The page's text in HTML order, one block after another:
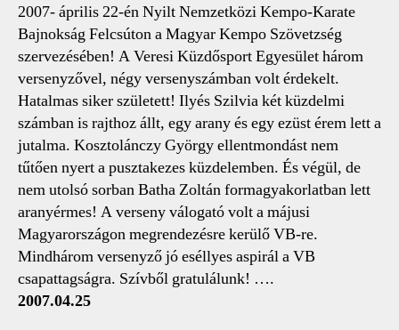
2007- április 22-én Nyilt Nemzetközi Kempo-Karate
Bajnokság Felcsúton a Magyar Kempo Szövetzség
szervezésében! A Veresi Küzdősport Egyesület három
versenyzővel, négy versenyszámban volt érdekelt.
Hatalmas siker született! Ilyés Szilvia két küzdelmi
számban is rajthoz állt, egy arany és egy ezüst érem lett a
jutalma. Kosztolánczy György ellentmondást nem
tűtően nyert a pusztakezes küzdelemben. És végül, de
nem utolsó sorban Batha Zoltán formagyakorlatban lett
aranyérmes! A verseny válogató volt a májusi
Magyarországon megrendezésre kerülő VB-re.
Mindhárom versenyző jó eséllyes aspirál a VB
csapattagságra. Szívből gratulálunk! ….
2007.04.25